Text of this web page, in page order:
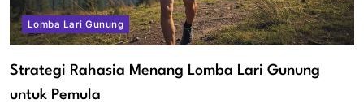
Lomba Lari Gunung
Strategi Rahasia Menang Lomba Lari Gunung
untuk Pemula